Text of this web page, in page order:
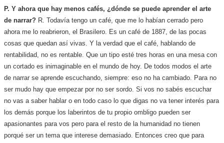
P. Y ahora que hay menos cafés, ¿dónde se puede aprender el arte
de narrar? R. Todavía tengo un café, que me lo habían cerrado pero
ahora me lo reabrieron, el Brasilero. Es un café de 1887, de las pocas
cosas que quedan así vivas. Y la verdad que el café, hablando de
rentabilidad, no es rentable. Que un tipo esté tres horas en una mesa con
un cortado es inimaginable en el mundo de hoy. De todos modos el arte
de narrar se aprende escuchando, siempre: eso no ha cambiado. Para no
ser mudo hay que empezar por no ser sordo. Si vos no sabés escuchar
no vas a saber hablar o en todo caso lo que digas no va tener interés para
los demás porque los laberintos de tu propio ombligo pueden ser
apasionantes para vos pero para el resto de la humanidad no tienen
porqué ser un tema que interese demasiado. Entonces creo que para